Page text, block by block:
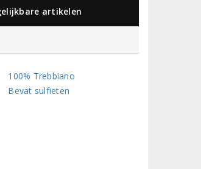
artikelen
100% Trebbiano
Bevat sulfieten